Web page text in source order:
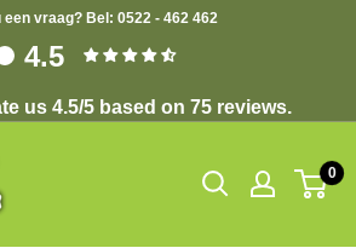
een vraag? Bel: 0522 - 462 462
4.5
us 4.5/5 based on 75 reviews.
0